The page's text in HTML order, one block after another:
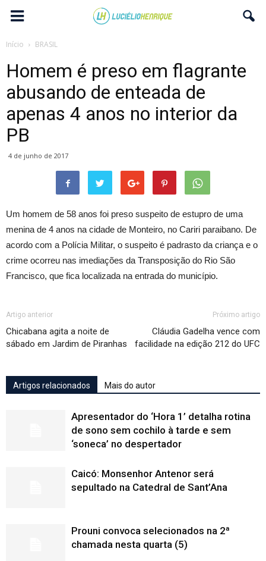
Início BRASIL
Homem é preso em flagrante
abusando de enteada de
apenas 4 anos no interior da
PB
4 de junho de 2017
Um homem de 58 anos foi preso suspeito de estupro de uma
menina de 4 anos na cidade de Monteiro, no Cariri paraibano. De
acordo com a Polícia Militar, o suspeito é padrasto da criança e o
crime ocorreu nas imediações da Transposição do Rio São
Francisco, que fica localizada na entrada do município.
Artigo anterior
Chicabana agita a noite de
sábado em Jardim de Piranhas
Próximo artigo
Cláudia Gadelha vence com
facilidade na edição 212 do UFC
Artigos relacionados Mais do autor
Apresentador do ‘Hora 1’ detalha rotina
de sono sem cochilo à tarde e sem
‘soneca’ no despertador
Caicó: Monsenhor Antenor será
sepultado na Catedral de Sant’Ana
Prouni convoca selecionados na 2ª
chamada nesta quarta (5)